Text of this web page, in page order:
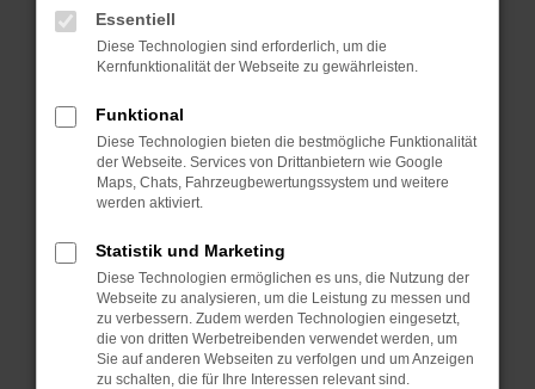
Manche Erweiterungen, wie Werbeblocker,
können das Laden bestimmter Seiten
verhindern. Funktioniert die Seite in einem
Fenster?
Starte dein Gerät neu.
Das kann manchmal helfen, vorübergehende
Probleme zu beheben.
Stelle sicher, dass dein Browser und dein
Betriebssystem auf dem neuesten Stand
sind.
Veraltete Software birgt nicht nur ein
Sicherheitsrisiko, sondern kann auch dazu
führen, dass bestimmte Funktionen nicht mehr
Essentiell
Diese Technologien sind erforderlich, um die
Kernfunktionalität der Webseite zu gewährleisten.
Funktional
Diese Technologien bieten die bestmögliche Funktionalität
der Webseite. Services von Drittanbietern wie Google
Maps, Chats, Fahrzeugbewertungssystem und weitere
werden aktiviert.
Statistik und Marketing
Diese Technologien ermöglichen es uns, die Nutzung der
Webseite zu analysieren, um die Leistung zu messen und
zu verbessern. Zudem werden Technologien eingesetzt,
die von dritten Werbetreibenden verwendet werden, um
Sie auf anderen Webseiten zu verfolgen und um Anzeigen
zu schalten, die für Ihre Interessen relevant sind.